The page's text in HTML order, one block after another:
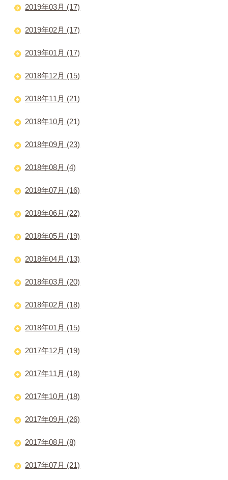
2019年03月 (17)
2019年02月 (17)
2019年01月 (17)
2018年12月 (15)
2018年11月 (21)
2018年10月 (21)
2018年09月 (23)
2018年08月 (4)
2018年07月 (16)
2018年06月 (22)
2018年05月 (19)
2018年04月 (13)
2018年03月 (20)
2018年02月 (18)
2018年01月 (15)
2017年12月 (19)
2017年11月 (18)
2017年10月 (18)
2017年09月 (26)
2017年08月 (8)
2017年07月 (21)